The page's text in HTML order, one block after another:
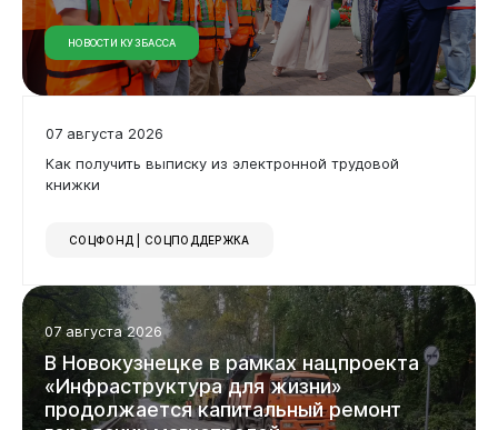
Горожанам
НОВОСТИ КУЗБАССА
07 августа 2026
Как получить выписку из электронной трудовой
книжки
СОЦФОНД | СОЦПОДДЕРЖКА
07 августа 2026
В Новокузнецкеврамкахнацпроекта
«Инфраструктурадляжизни»
продолжаетсякапитальныйремонт